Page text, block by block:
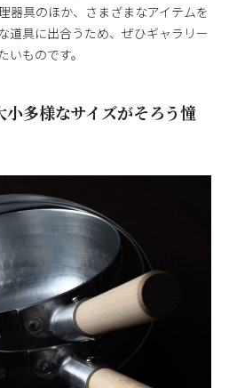
器具のほか、さまざまなアイテムを
道具に出合うため、ぜひギャラリー
ものです。
多様なサイズがそろう憧